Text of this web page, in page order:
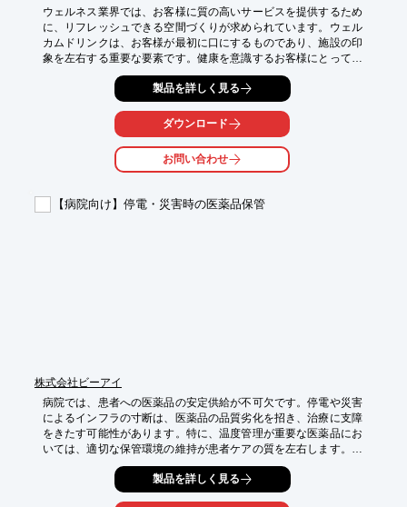
ウェルネス業界では、お客様に質の高いサービスを提供するため
に、リフレッシュできる空間づくりが求められています。ウェル
カムドリンクは、お客様が最初に口にするものであり、施設の印
象を左右する重要な要素です。健康を意識するお客様にとって、
安全で質の高い水を提供することは、満足度を高めるために不可
欠です。高濃度酸素水生成装置「OXY+ dairy」は、お客様のリフ
レッシュをサポートするウェルカムドリンクとして、付加価値を
【活用シーン】
・ウェルカムドリンク
・客室への設置
製品を詳しく見る
ダウンロード
お問い合わせ
【病院向け】停電・災害時の医薬品保管
株式会社ビーアイ
病院では、患者への医薬品の安定供給が不可欠です。停電や災害
によるインフラの寸断は、医薬品の品質劣化を招き、治療に支障
をきたす可能性があります。特に、温度管理が重要な医薬品にお
いては、適切な保管環境の維持が患者ケアの質を左右します。リ
フレッシュシェルターは、太陽光発電と蓄電池により、電源のな
い場所でも冷蔵・冷凍機能を維持し、医薬品の品質を長期にわた
って保全します。緊急時の医薬品備蓄に対応し、患者への安定供
製品を詳しく見る